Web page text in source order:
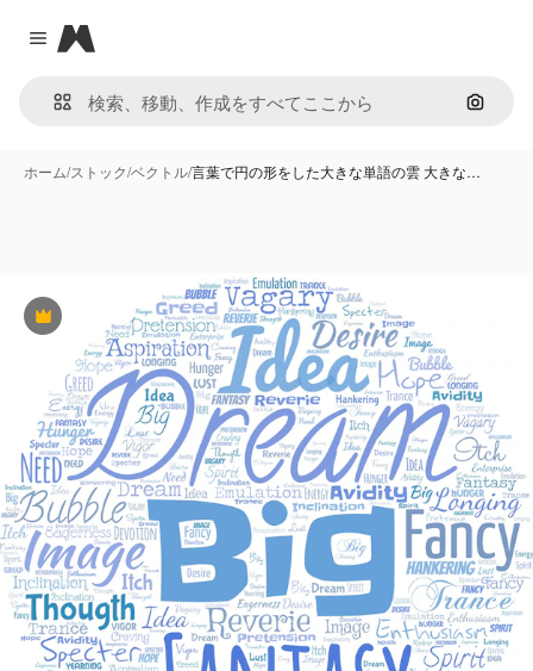
Close menu
Magnific
画像で
ホーム/ストック/ベクトル/言葉で円の形をした大きな単語の雲 大きな…
Premium